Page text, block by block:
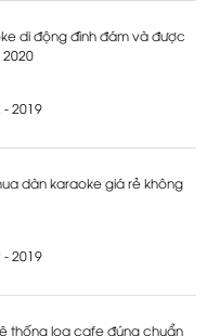
di động đình đám và được
- 2019
dàn karaoke giá rẻ không
- 2019
thống loa cafe đúng chuẩn